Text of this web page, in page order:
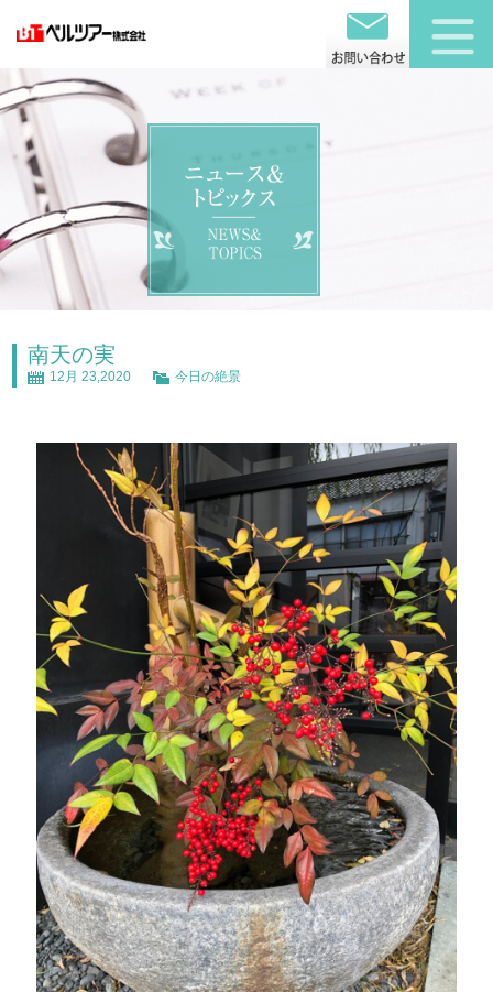
南天の実
12月 23,2020 今日の絶景